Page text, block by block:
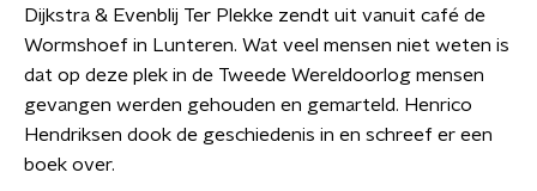
Dijkstra & Evenblij Ter Plekke zendt uit vanuit café de
Wormshoef in Lunteren. Wat veel mensen niet weten is
dat op deze plek in de Tweede Wereldoorlog mensen
gevangen werden gehouden en gemarteld. Henrico
Hendriksen dook de geschiedenis in en schreef er een
boek over.